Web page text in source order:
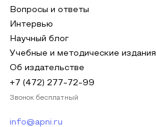
Вопросы и ответы
Интервью
Научный блог
Учебные и методические издания
Об издательстве
+7 (472) 277-72-99
Звонок бесплатный
info@apni.ru